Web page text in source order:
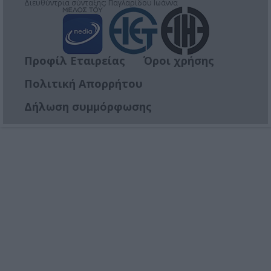
Διευθύντρια σύνταξης: Παγλαρίδου Ιωάννα
Προφίλ Εταιρείας
Όροι χρήσης
Πολιτική Απορρήτου
Δήλωση συμμόρφωσης